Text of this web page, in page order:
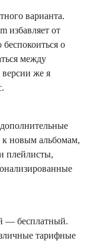
варианта.
избавляет от
о
между
версии же я
к новым альбомам,
плейлисты,
— бесплатный.
тарифные